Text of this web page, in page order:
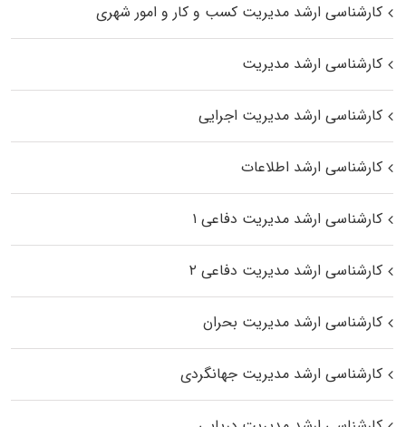
کارشناسی ارشد مدیریت کسب و کار و امور شهری
کارشناسی ارشد مدیریت
کارشناسی ارشد مدیریت اجرایی
کارشناسی ارشد اطلاعات
کارشناسی ارشد مدیریت دفاعی ۱
کارشناسی ارشد مدیریت دفاعی ۲
کارشناسی ارشد مدیریت بحران
کارشناسی ارشد مدیریت جهانگردی